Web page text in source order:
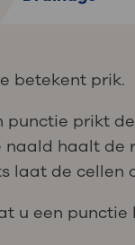
betekent prik.
punctie prikt
naald haalt de
laat de cellen
u een